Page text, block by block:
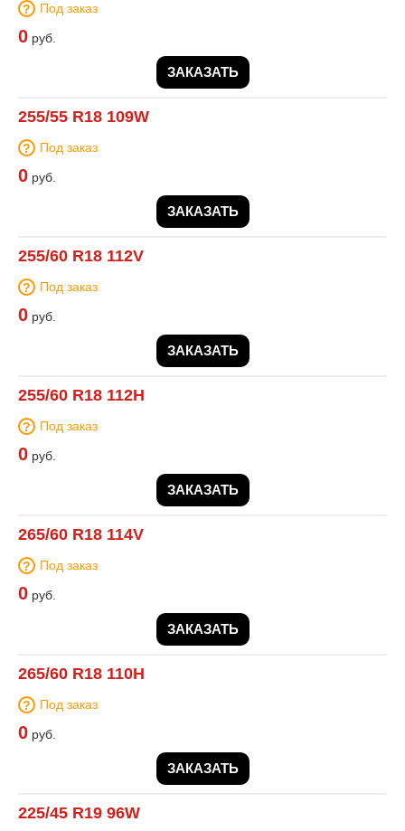
Под заказ
0 руб.
ЗАКАЗАТЬ
255/55 R18 109W
Под заказ
0 руб.
ЗАКАЗАТЬ
255/60 R18 112V
Под заказ
0 руб.
ЗАКАЗАТЬ
255/60 R18 112H
Под заказ
0 руб.
ЗАКАЗАТЬ
265/60 R18 114V
Под заказ
0 руб.
ЗАКАЗАТЬ
265/60 R18 110H
Под заказ
0 руб.
ЗАКАЗАТЬ
225/45 R19 96W